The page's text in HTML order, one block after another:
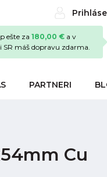
ešte za 180,00 € a v
SR máš dopravu zdarma.
PARTNERI
Cu